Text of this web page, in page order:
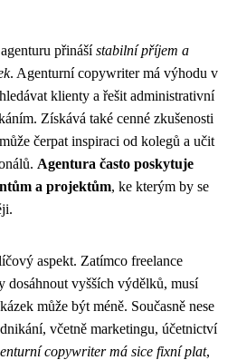
přinášístabilní příjem a
. Agenturní copywriter má výhodu v
klienty a řešit administrativní
Získává také cenné zkušenosti
čerpat inspiraci od kolegů a učit
Agentura často poskytuje
a projektům, ke kterým by se
aspekt. Zatímco freelance
dosáhnout vyšších výdělků, musí
může být méně. Současně nese
včetně marketingu, účetnictví
copywriter má sice fixní plat,